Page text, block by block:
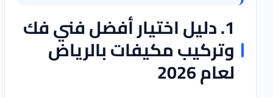
1. دليل اختيار أفضل فني فك
وتركيب مكيفات بالرياض
لعام 2026